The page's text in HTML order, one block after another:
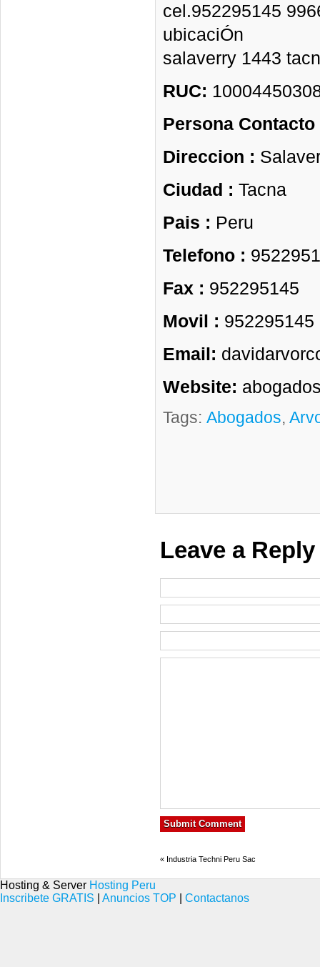
cel.952295145
ubicaciÓn
salaverry 1443
RUC:
Persona
Direccion :
Ciudad : Tacna
Pais : Peru
Telefono :
Fax : 952295145
Movil : 952295145
Email:
Website:
Tags: Abogados,
Leave a Reply
« Industria Techni Peru Sac
Hosting & Server Hosting Peru
Inscribete GRATIS
Anuncios TOP Contactanos